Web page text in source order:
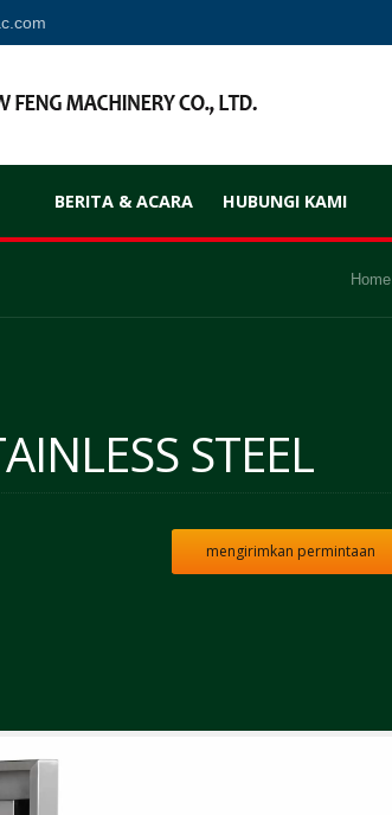
BERITA & ACARA HUBUNGI KAMI
Home
STEEL
mengirimkan permintaan